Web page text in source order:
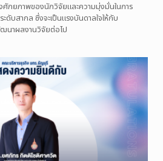
ศักยภาพของนักวิจัยและความมุ่งมั่นในการ
บสากล ซึ่งจะเป็นแรงบันดาลใจให้กับ
นาผลงานวิจัยต่อไป